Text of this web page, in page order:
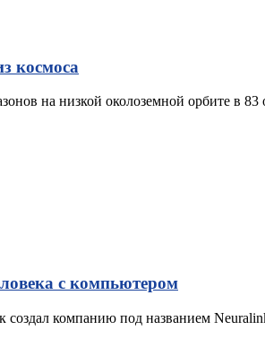
космоса
на низкой околоземной орбите в
с компьютером
компанию под названием